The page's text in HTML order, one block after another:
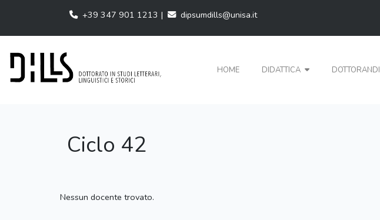
+39 347 901 1213 | dipsumdills@unisa.it
HOME DIDATTICA DOTTORANDI
Ciclo 42
Nessun docente trovato.